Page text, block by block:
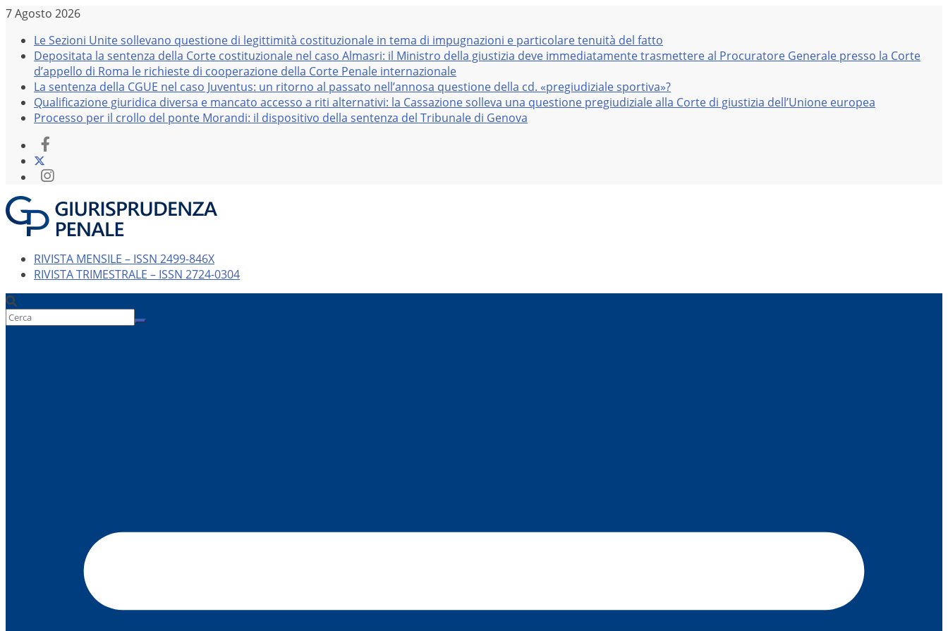
Salta
contenuto
7 Agosto 2026
Le Sezioni Unite sollevano questione di legittimità costituzionale in tema di impugnazioni e particolare tenuità del fatto
Depositata la sentenza della Corte costituzionale nel caso Almasri: il Ministro della giustizia deve immediatamente trasmettere al Procuratore Generale presso la Corte
d’appello di Roma le richieste di cooperazione della Corte Penale internazionale
La sentenza della CGUE nel caso Juventus: un ritorno al passato nell’annosa questione della cd. «pregiudiziale sportiva»?
Qualificazione giuridica diversa e mancato accesso a riti alternativi: la Cassazione solleva una questione pregiudiziale alla Corte di giustizia dell’Unione europea
Processo per il crollo del ponte Morandi: il dispositivo della sentenza del Tribunale di Genova
RIVISTA MENSILE – ISSN 2499-846X
RIVISTA TRIMESTRALE – ISSN 2724-0304